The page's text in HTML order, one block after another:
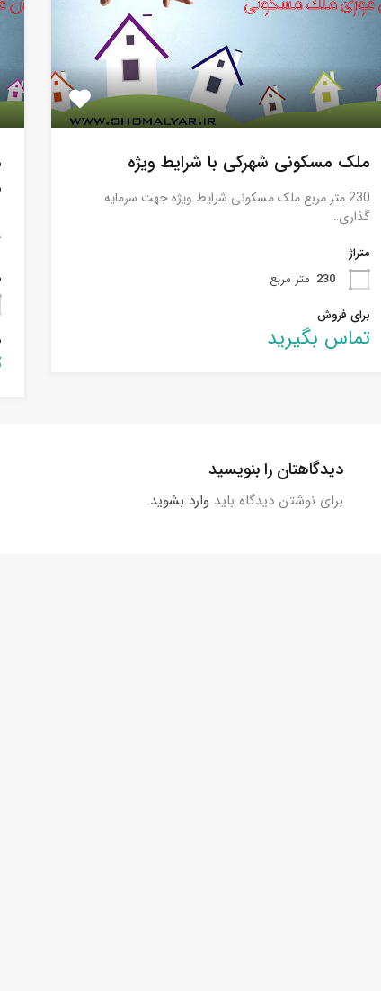
ملک مسکونی شهرکی با شرایط ویژه
230 متر مربع ملک مسکونی شرایط ویژه جهت سرمایه
گذاری…
متراژ
230 متر مربع
برای فروش
تماس بگیرید
دیدگاهتان را بنویسید
برای نوشتن دیدگاه بایدوارد بشوید.